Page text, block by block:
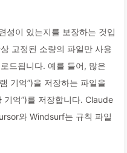
성이 있는지를 보장하는 것입
고정된 소량의 파일만 사용
드됩니다. 예를 들어, 많은
기억”)을 저장하는 파일을
기억”)를 저장합니다. Claude
와 Windsurf는 규칙 파일